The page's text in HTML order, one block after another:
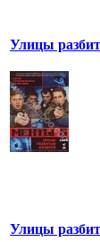
Улицы
Улицы